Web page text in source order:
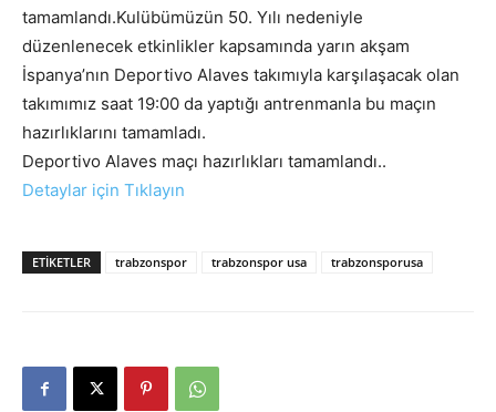
tamamlandı.Kulübümüzün 50. Yılı nedeniyle
düzenlenecek etkinlikler kapsamında yarın akşam
İspanya’nın Deportivo Alaves takımıyla karşılaşacak olan
takımımız saat 19:00 da yaptığı antrenmanla bu maçın
hazırlıklarını tamamladı.
Deportivo Alaves maçı hazırlıkları tamamlandı..
Detaylar için Tıklayın
ETIKETLER trabzonspor trabzonspor usa trabzonsporusa